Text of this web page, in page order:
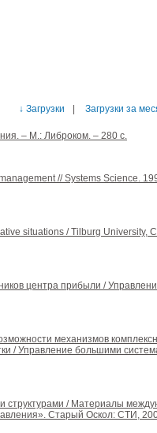
↓ Загрузки Загрузки за
– М.: Либроком. – 280 с.
// Systems Science.
situations / Tilburg University,
центра прибыли /
механизмов
/ Управление большими
структурами / Материалы
Старый Оскол: СТИ,